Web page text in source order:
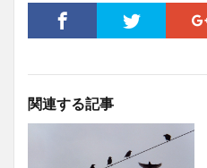
関連する記事